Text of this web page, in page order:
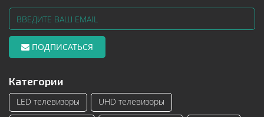
ПОДПИСАТЬСЯ
Категории
LED телевизоры
UHD телевизоры